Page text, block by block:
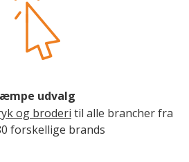
udvalg
og broderi til alle brancher fra
forskellige brands